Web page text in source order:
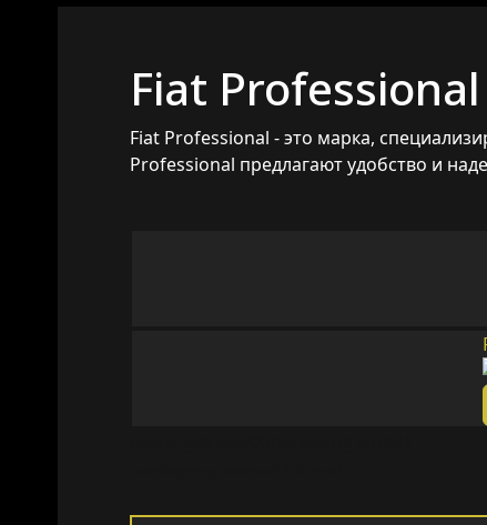
Fiat Professional
Fiat Professional - это марка,
Professional предлагают удобство и